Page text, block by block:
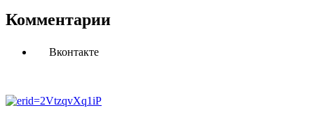
Комментарии
Вконтакте